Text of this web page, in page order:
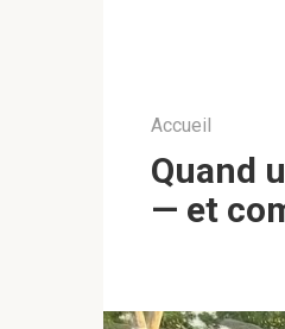
Accueil
Quand
— et